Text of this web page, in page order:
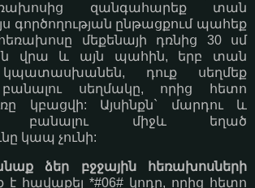
զանգահարեք տան
գործողության ընթացքում պահեք
մեքենայի դռնից 30 սմ
վրա և այն պահին, երբ տան
դուք սեղմեք
բանալու սեղմակը, որից հետո
կբացվի: Այսինքն` մարդու և
բանալու միջև եղած
կապ չունի:
ձեր բջջային հեռախոսների
հավաքել *#06# կոդը, որից հետո